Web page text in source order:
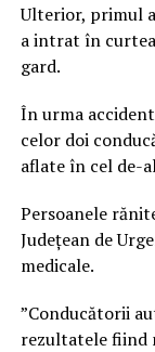
Ulterior, primul
a intrat în
gard.
În urma
celor doi
aflate în cel de-
Persoanele
Județean de
medicale.
”Conducătorii
rezultatele fiind